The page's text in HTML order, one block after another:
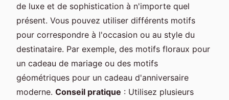
de luxe et de sophistication à n'importe quel
présent. Vous pouvez utiliser différents motifs
pour correspondre à l'occasion ou au style du
destinataire. Par exemple, des motifs floraux pour
un cadeau de mariage ou des motifs
géométriques pour un cadeau d'anniversaire
moderne. Conseil pratique : Utilisez plusieurs